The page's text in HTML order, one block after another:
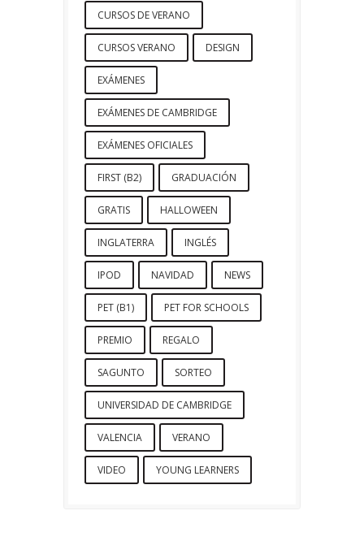
CURSOS DE VERANO
CURSOS VERANO DESIGN
EXÁMENES
EXÁMENES DE CAMBRIDGE
EXÁMENES OFICIALES
FIRST (B2) GRADUACIÓN
GRATIS HALLOWEEN
INGLATERRA INGLÉS
IPOD NAVIDAD NEWS
PET (B1) PET FOR SCHOOLS
PREMIO REGALO
SAGUNTO SORTEO
UNIVERSIDAD DE CAMBRIDGE
VALENCIA VERANO
VIDEO YOUNG LEARNERS